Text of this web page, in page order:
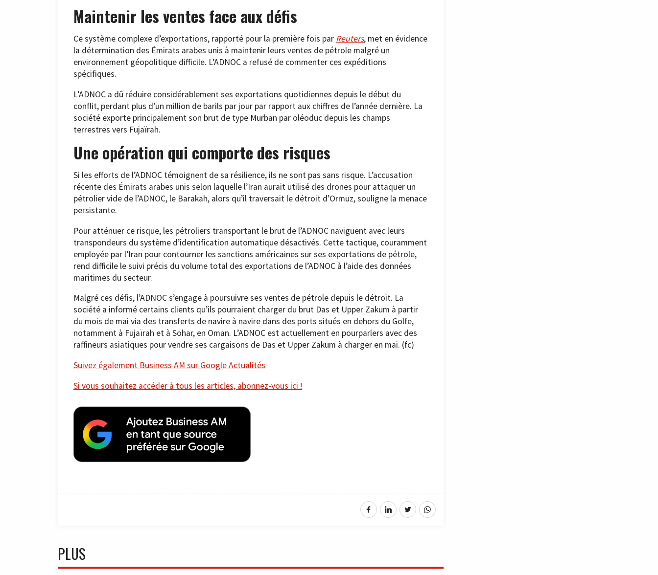
Maintenir les ventes face aux défis
Ce système complexe d’exportations, rapporté pour la première fois par Reuters, met en évidence
la détermination des Émirats arabes unis à maintenir leurs ventes de pétrole malgré un
environnement géopolitique difficile. L’ADNOC a refusé de commenter ces expéditions
spécifiques.
L’ADNOC a dû réduire considérablement ses exportations quotidiennes depuis le début du
conflit, perdant plus d’un million de barils par jour par rapport aux chiffres de l’année dernière. La
société exporte principalement son brut de type Murban par oléoduc depuis les champs
terrestres vers Fujaïrah.
Une opération qui comporte des risques
Si les efforts de l’ADNOC témoignent de sa résilience, ils ne sont pas sans risque. L’accusation
récente des Émirats arabes unis selon laquelle l’Iran aurait utilisé des drones pour attaquer un
pétrolier vide de l’ADNOC, le Barakah, alors qu’il traversait le détroit d’Ormuz, souligne la menace
persistante.
Pour atténuer ce risque, les pétroliers transportant le brut de l’ADNOC naviguent avec leurs
transpondeurs du système d’identification automatique désactivés. Cette tactique, couramment
employée par l’Iran pour contourner les sanctions américaines sur ses exportations de pétrole,
rend difficile le suivi précis du volume total des exportations de l’ADNOC à l’aide des données
maritimes du secteur.
Malgré ces défis, l’ADNOC s’engage à poursuivre ses ventes de pétrole depuis le détroit. La
société a informé certains clients qu’ils pourraient charger du brut Das et Upper Zakum à partir
du mois de mai via des transferts de navire à navire dans des ports situés en dehors du Golfe,
notamment à Fujaïrah et à Sohar, en Oman. L’ADNOC est actuellement en pourparlers avec des
raffineurs asiatiques pour vendre ses cargaisons de Das et Upper Zakum à charger en mai. (fc)
Suivez également Business AM sur Google Actualités
Si vous souhaitez accéder à tous les articles, abonnez-vous ici !
PLUS